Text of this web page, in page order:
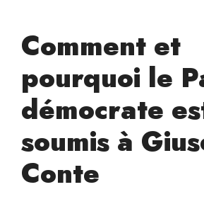
Comment et
pourquoi le
démocrate
soumis à
Conte